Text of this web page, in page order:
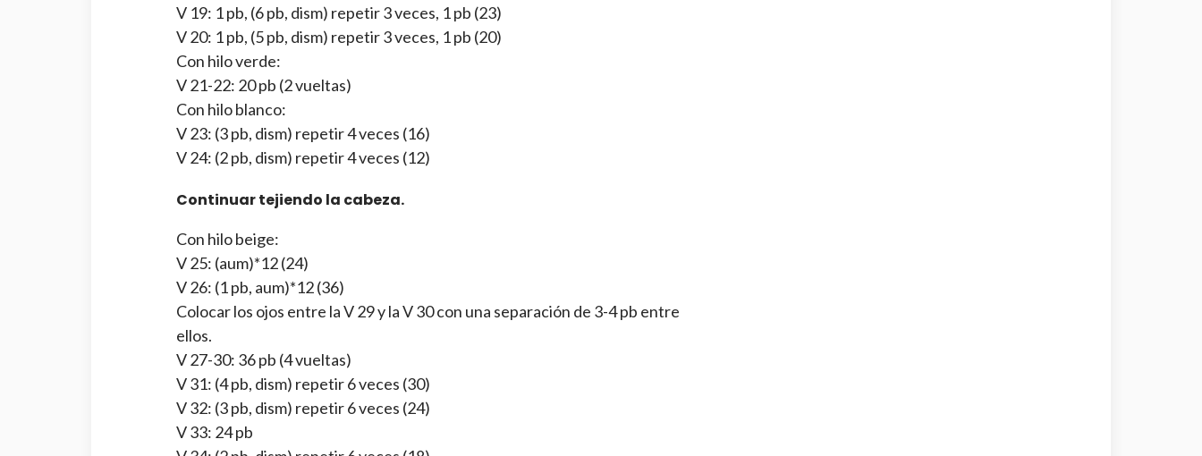
V 19: 1 pb, (6 pb, dism) repetir 3 veces, 1 pb (23)
V 20: 1 pb, (5 pb, dism) repetir 3 veces, 1 pb (20)
Con hilo verde:
V 21-22: 20 pb (2 vueltas)
Con hilo blanco:
V 23: (3 pb, dism) repetir 4 veces (16)
V 24: (2 pb, dism) repetir 4 veces (12)
Continuar tejiendo la cabeza.
Con hilo beige:
V 25: (aum)*12 (24)
V 26: (1 pb, aum)*12 (36)
Colocar los ojos entre la V 29 y la V 30 con una separación de 3-4 pb entre
ellos.
V 27-30: 36 pb (4 vueltas)
V 31: (4 pb, dism) repetir 6 veces (30)
V 32: (3 pb, dism) repetir 6 veces (24)
V 33: 24 pb